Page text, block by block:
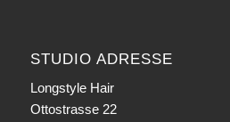
STUDIO ADRESSE
Longstyle Hair
Ottostrasse 22